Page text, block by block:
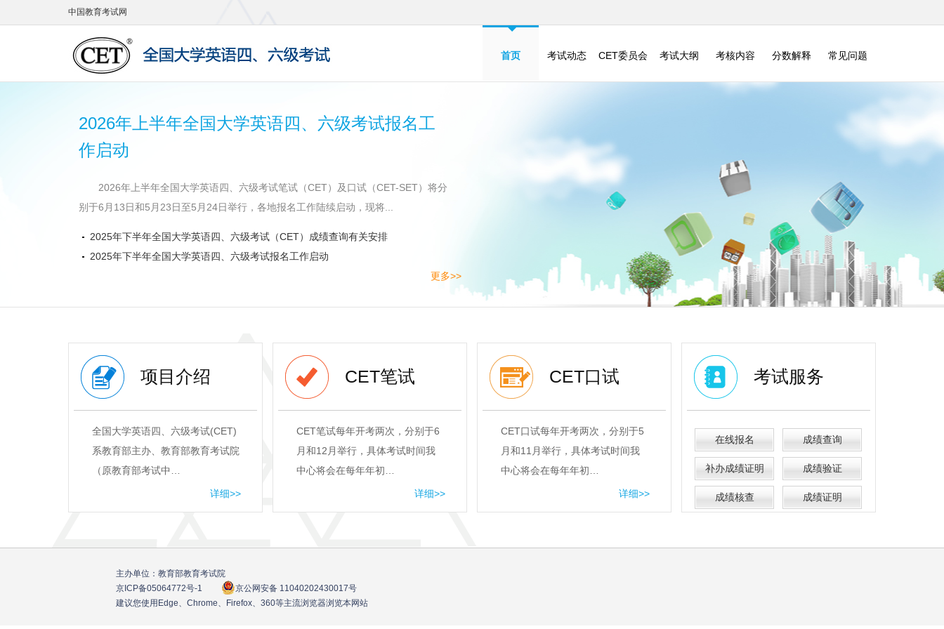
中国教育考试网
首页 考试动态 CET委员会 考试大纲 考核内容 分数解释 常见问题
2026年上半年全国大学英语四、六级考试报名工
作启动
2026年上半年全国大学英语四、六级考试笔试（CET）及口试（CET-SET）将分
别于6月13日和5月23日至5月24日举行，各地报名工作陆续启动，现将...
2025年下半年全国大学英语四、六级考试（CET） 成绩查询有关安排
2025年下半年全国大学英语四、六级考试报名工作启动
更多>>
项目介绍
全国大学英语四、六级考试(CET)
系教育部主办、教育部教育考试院
（原教育部考试中…
详细>>
CET笔试
CET笔试每年开考两次，分别于6
月和12月举行，具体考试时间我
中心将会在每年年初…
详细>>
CET口试
CET口试每年开考两次，分别于5
月和11月举行，具体考试时间我
中心将会在每年年初…
详细>>
考试服务
在线报名 成绩查询
补办成绩证明 成绩验证
成绩核查 成绩证明
主办单位：教育部教育考试院
京ICP备05064772号-1
京公网安备 11040202430017号
建议您使用Edge、Chrome、Firefox、360等主流浏览器浏览本网站